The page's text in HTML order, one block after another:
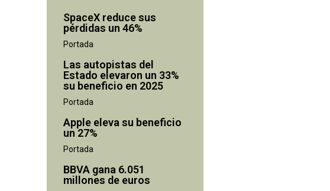
SpaceX reduce sus
pérdidas un 46%
Portada
Las autopistas del
Estado elevaron un 33%
su beneficio en 2025
Portada
Apple eleva su beneficio
un 27%
Portada
BBVA gana 6.051
millones de euros